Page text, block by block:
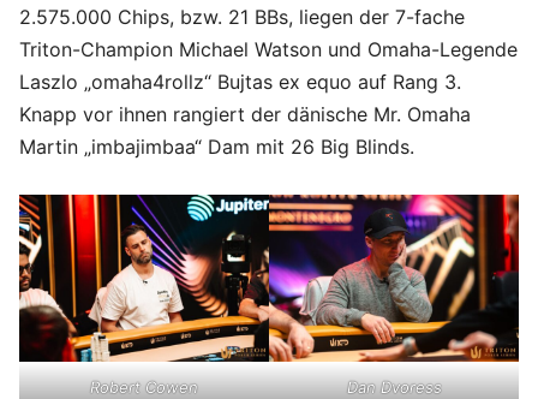
2.575.000 Chips, bzw. 21 BBs, liegen der 7-fache
Triton-Champion Michael Watson und Omaha-Legende
Laszlo „omaha4rollz“ Bujtas ex equo auf Rang 3.
Knapp vor ihnen rangiert der dänische Mr. Omaha
Martin „imbajimbaa“ Dam mit 26 Big Blinds.
Robert Cowen Dan Dvoress